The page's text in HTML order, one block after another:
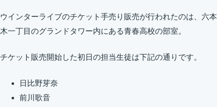
ウインターライブのチケット手売り販売が行われたのは、六本
木一丁目のグランドタワー内にある青春高校の部室。
チケット販売開始した初日の担当生徒は下記の通りです。
日比野芽奈
前川歌音